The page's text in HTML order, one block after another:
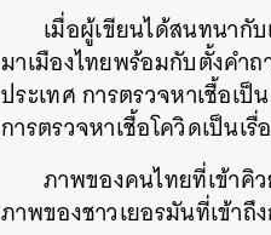
เมื่อผู้เขียนได้สนทนากั
มาเมืองไทยพร้อมกับตั้งคำถ
ประเทศ การตรวจหาเชื้อเป็
การตรวจหาเชื้อโควิดเป็นเ
ภาพของคนไทยที่เข้าคิ
ภาพของชาวเยอรมันที่เข้าถึ